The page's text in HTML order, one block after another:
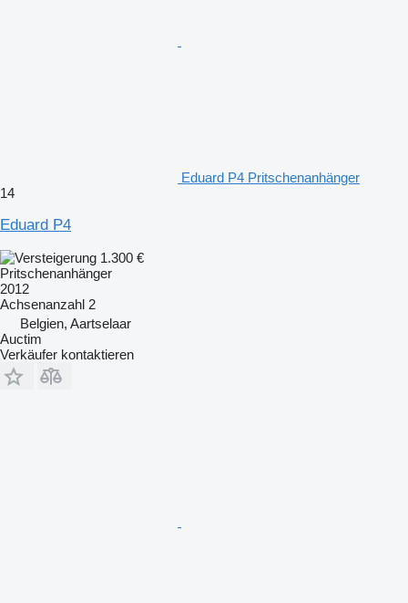
Eduard P4 Pritschenanhänger
14
Eduard P4
1.300 €
Pritschenanhänger
2012
Achsenanzahl 2
Belgien, Aartselaar
Auctim
Verkäufer kontaktieren